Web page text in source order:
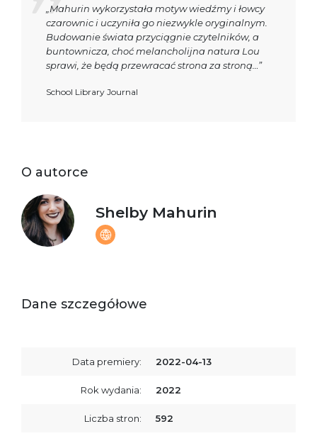
„Mahurin wykorzystała motyw wiedźmy i łowcy
czarownic i uczyniła go niezwykle oryginalnym.
Budowanie świata przyciągnie czytelników, a
buntownicza, choć melancholijna natura Lou
sprawi, że będą przewracać strona za stroną…”
School Library Journal
O autorce
Shelby Mahurin
Dane szczegółowe
Data premiery: 2022-04-13
Rok wydania: 2022
Liczba stron: 592